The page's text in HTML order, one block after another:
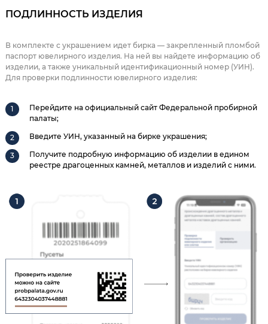
ПОДЛИННОСТЬ ИЗДЕЛИЯ
В комплекте с украшением идет бирка — закрепленный пломбой
паспорт ювелирного изделия. На ней вы найдете информацию об
изделии, а также уникальный идентификационный номер (УИН).
Для проверки подлинности ювелирного изделия:
Перейдите на официальный сайт Федеральной пробирной
палаты;
Введите УИН, указанный на бирке украшения;
Получите подробную информацию об изделии в едином
реестре драгоценных камней, металлов и изделий с ними.